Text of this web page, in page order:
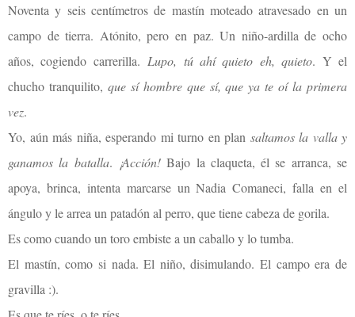
Noventa y seis centímetros de mastín moteado atravesado en un
campo de tierra. Atónito, pero en paz. Un niño-ardilla de ocho
años, cogiendo carrerilla. Lupo, tú ahí quieto eh, quieto. Y el
chucho tranquilito, que sí hombre que sí, que ya te oí la primera
vez.
Yo, aún más niña, esperando mi turno en plan saltamos la valla y
ganamos la batalla. ¡Acción!Bajo la claqueta, él se arranca, se
apoya, brinca, intenta marcarse un Nadia Comaneci, falla en el
ángulo y le arrea un patadón al perro, que tiene cabeza de gorila.
Es como cuando un toro embiste a un caballo y lo tumba.
El mastín, como si nada. El niño, disimulando. El campo era de
gravilla :).